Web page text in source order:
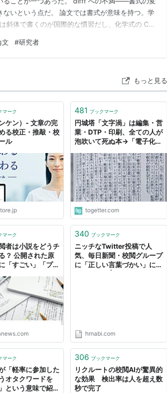
いという点だ。 論文では書式が意味を持つ。学
体で書くのが国際的な慣習だし、化学式の CO₂
」「下付きが通常文字になった」という変化を、
文 #研究者
もっと見る
マーク
ケン）- 文章の完
る校正・推敲・校
ル
481 ブックマーク
円城塔「文字渦」は編集・営
業・DTP・印刷、全ての人が
泡吹いて死ぬ本→「電子化不
る」「校閲者の気が狂う」と
阿鼻叫喚
togetter.com
マーク
者は小説をどうチ
？ 公開された原
「すごい」「プロ
340 ブックマーク
ニッチなTwitter投稿で人
気、毎日新聞・校閲グループ
に「正しい言葉づかい」につ
hrnabi.com
マーク
「軽率に参加した
オタクワードを
という意味で紹介
306 ブックマーク
リクルートの校閲AIが驚異的
な効果 検出率は人を超え数
秒で完了